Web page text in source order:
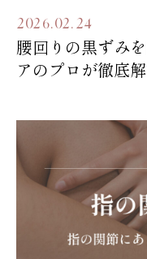
2026.02.24
腰回りの黒ずみ
アのプロが徹底